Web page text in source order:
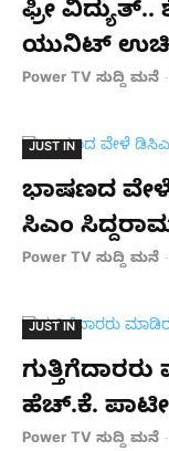
ಫ್ರೀ ವಿದ್ಯುತ್..
ಯುನಿಟ್
Power TV ಸುದ್ದಿ ಮನೆ -
JUST IN
ಭಾಷಣದ
ಸಿಎಂ
Power TV ಸುದ್ದಿ ಮನೆ -
JUST IN
ಹೆಚ್.ಕೆ.
Power TV ಸುದ್ದಿ ಮನೆ -